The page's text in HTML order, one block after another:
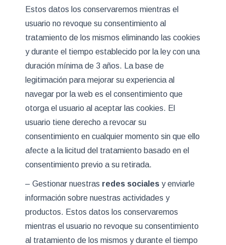
Estos datos los conservaremos mientras el
usuario no revoque su consentimiento al
tratamiento de los mismos eliminando las cookies
y durante el tiempo establecido por la ley con una
duración mínima de 3 años. La base de
legitimación para mejorar su experiencia al
navegar por la web es el consentimiento que
otorga el usuario al aceptar las cookies. El
usuario tiene derecho a revocar su
consentimiento en cualquier momento sin que ello
afecte a la licitud del tratamiento basado en el
consentimiento previo a su retirada.
– Gestionar nuestras redes sociales y enviarle
información sobre nuestras actividades y
productos. Estos datos los conservaremos
mientras el usuario no revoque su consentimiento
al tratamiento de los mismos y durante el tiempo